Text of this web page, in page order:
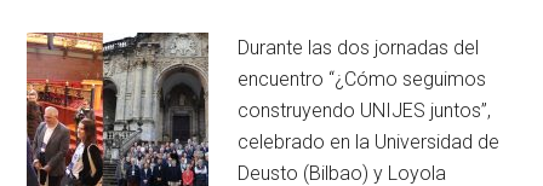
Durante las dos jornadas del
encuentro “¿Cómo seguimos
construyendo UNIJES juntos”,
celebrado en la Universidad de
Deusto (Bilbao) y Loyola